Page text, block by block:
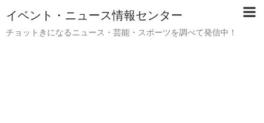
イベント・ニュース情報センター
チョットきになるニュース・芸能・スポーツを調べて発信中！